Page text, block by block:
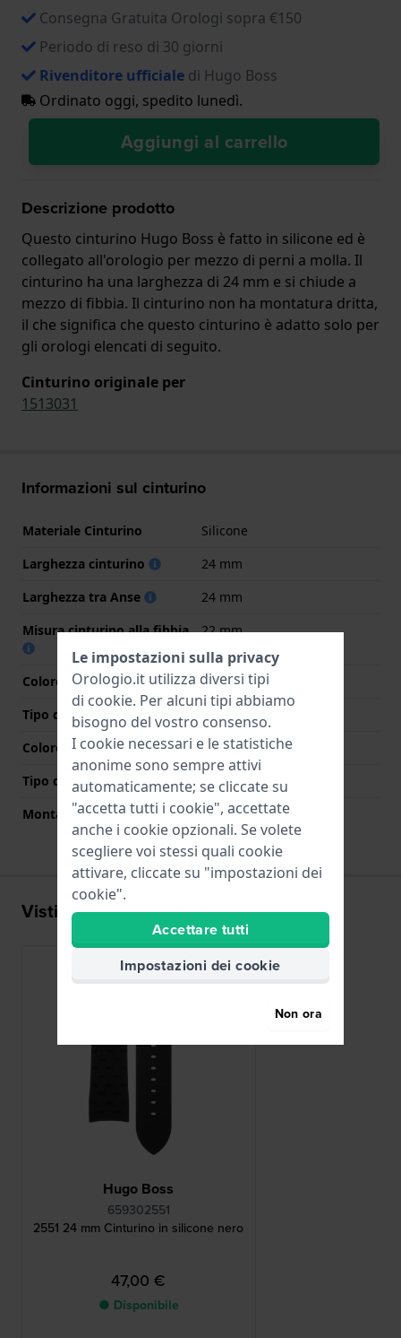
Consegna Gratuita Orologi sopra €150
Periodo di reso di 30 giorni
Rivenditore ufficiale di Hugo Boss
Ordinato oggi, spedito lunedì.
Aggiungi al carrello
Descrizione prodotto
Questo cinturino Hugo Boss è fatto in silicone ed è
collegato all'orologio per mezzo di perni a molla. Il
cinturino ha una larghezza di 24 mm e si chiude a
mezzo di fibbia. Il cinturino non ha montatura dritta,
il che significa che questo cinturino è adatto solo per
gli orologi elencati di seguito.
Cinturino originale per
1513031
Informazioni sul cinturino
Materiale Cinturino
Silicone
Larghezza cinturino
24 mm
Larghezza tra Anse
24 mm
Misura cinturino alla fibbia
22 mm
Colore cinturino
Nero
Tipo di chiusura
Fibbia
Colore Chiusura
Nero
Tipo di montatura
Perni a molla
Montatura dritta
No
Visti di recente
Hugo Boss
659302551
2551 24 mm Cinturino in silicone nero
47,00 €
● Disponibile
Le impostazioni sulla privacy
Orologio.it utilizza diversi tipi
di cookie. Per alcuni tipi abbiamo
bisogno del vostro consenso.
I cookie necessari e le statistiche
anonime sono sempre attivi
automaticamente; se cliccate su
"accetta tutti i cookie", accettate
anche i cookie opzionali. Se volete
scegliere voi stessi quali cookie
attivare, cliccate su "impostazioni dei
cookie".
Accettare tutti
Impostazioni dei cookie
Non ora